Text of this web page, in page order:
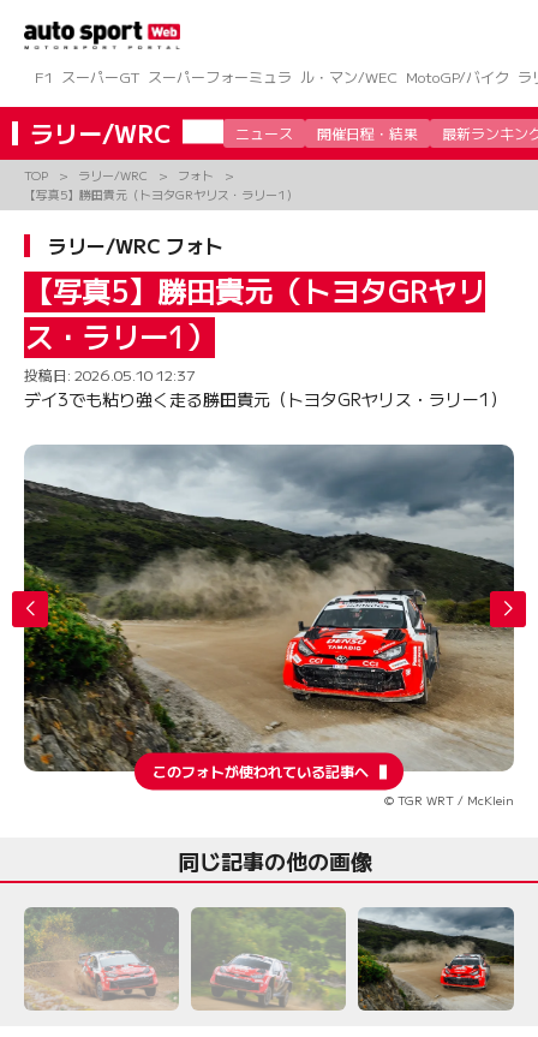
ツ
へ
ス
キ
プ
F1 スーパーGT スーパーフォーミュラ ル・マン/WEC MotoGP/バイク ラ
ラリー/WRC ニュース 開催日程・結果 最新ランキン
TOP ラリー/WRC
フォト
【写真5】勝田貴元（トヨタGRヤリス・ラリー1）
ラリー/WRC フォト
【写真5】勝田貴元（トヨタGRヤリ
ス・ラリー1）
投稿日: 2026.05.10 12:37
デイ3でも粘り強く走る勝田貴元（トヨタGRヤリス・ラリー1）
このフォトが使われている記事へ
© TGR WRT / McKlein
同じ記事の他の画像